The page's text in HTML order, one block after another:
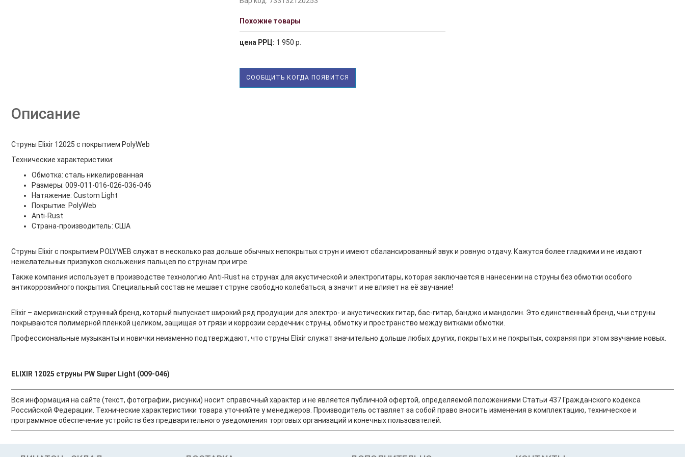
Похожие товары
цена РРЦ: 1 950 р.
СООБЩИТЬ КОГДА ПОЯВИТСЯ
Описание
Струны Elixir 12025 c покрытием PolyWeb
Технические характеристики:
Обмотка: сталь никелированная
Размеры: 009-011-016-026-036-046
Натяжение: Custom Light
Покрытие: PolyWeb
Anti-Rust
Страна-производитель: США
Струны Elixir с покрытием POLYWEB служат в несколько раз дольше обычных непокрытых струн и имеют сбалансированный звук и ровную отдачу. Кажутся более гладкими и не издают
нежелательных призвуков скольжения пальцев по струнам при игре.
Также компания использует в производстве технологию Anti-Rust на струнах для акустической и электрогитары, которая заключается в нанесении на струны без обмотки особого
антикоррозийного покрытия. Специальный состав не мешает струне свободно колебаться, а значит и не влияет на её звучание!
Elixir – американский струнный бренд, который выпускает широкий ряд продукции для электро- и акустических гитар, бас-гитар, банджо и мандолин. Это единственный бренд, чьи струны
покрываются полимерной пленкой целиком, защищая от грязи и коррозии сердечник струны, обмотку и пространство между витками обмотки.
Профессиональные музыканты и новички неизменно подтверждают, что струны Elixir служат значительно дольше любых других, покрытых и не покрытых, сохраняя при этом звучание новых.
ELIXIR 12025 струны PW Super Light (009-046)
Вся информация на сайте (текст, фотографии, рисунки) носит справочный характер и не является публичной офертой, определяемой положениями Статьи 437 Гражданского кодекса
Российской Федерации. Технические характеристики товара уточняйте у менеджеров. Производитель оставляет за собой право вносить изменения в комплектацию, техническое и
программное обеспечение устройств без предварительного уведомления торговых организаций и конечных пользователей.